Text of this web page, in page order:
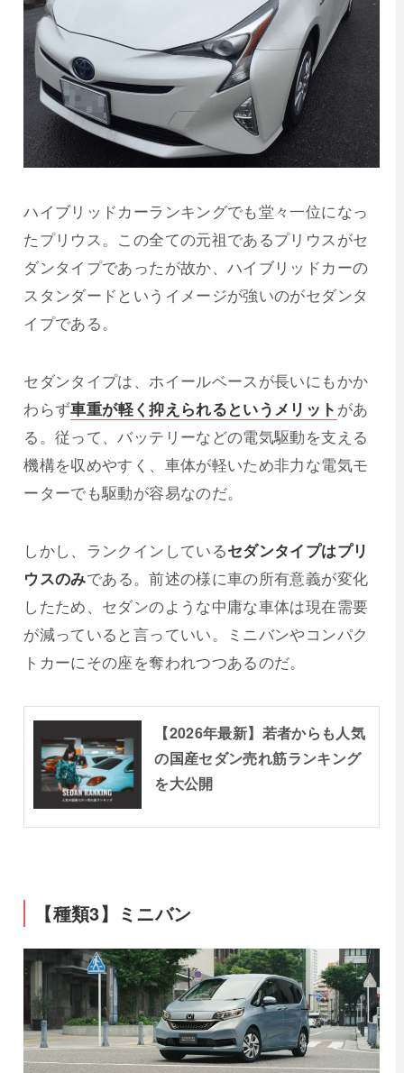
ハイブリッドカーランキングでも堂々一位になっ
たプリウス。この全ての元祖であるプリウスがセ
ダンタイプであったが故か、ハイブリッドカーの
スタンダードというイメージが強いのがセダンタ
イプである。
セダンタイプは、ホイールベースが長いにもかか
わらず車重が軽く抑えられるというメリット があ
る。従って、バッテリーなどの電気駆動を支える
機構を収めやすく、車体が軽いため非力な電気モ
ーターでも駆動が容易なのだ。
しかし、ランクインしているセダンタイプはプリ
ウスのみである。前述の様に車の所有意義が変化
したため、セダンのような中庸な車体は現在需要
が減っていると言っていい。ミニバンやコンパク
トカーにその座を奪われつつあるのだ。
【2026年最新】若者からも人気
の国産セダン売れ筋ランキング
を大公開
【種類3】ミニバン